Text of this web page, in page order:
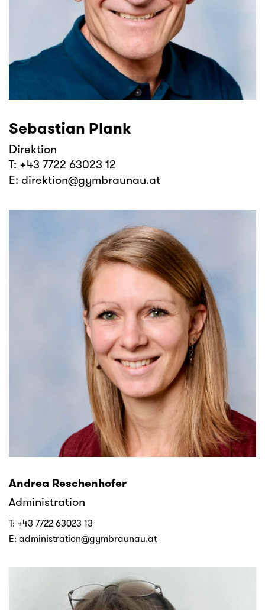
Sebastian Plank
Direktion
T: +43 7722 63023 12
E: direktion@gymbraunau.at
Andrea Reschenhofer
Administration
T: +43 7722 63023 13
E: administration@gymbraunau.at